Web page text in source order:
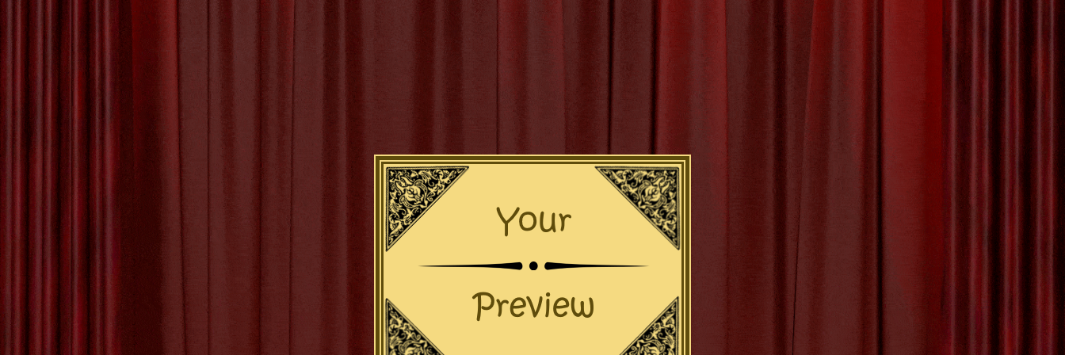
27 DECEMBER 2025 0 COMMENTS
Creatief Verbinden: Workshop Familie voor
Samen Creëren en Versterken van Banden
Workshop Familie: Samen Creëren en Verbinden
De workshop Familie is een unieke gelegenheid om samen met je dierbaren creatief bezig te zijn en tegelijkertijd
de onderlinge band te versterken. Of je nu met je gezin, vrienden of collega’s deelneemt, deze workshop biedt een
waardevolle ervaring voor iedereen.
Wat Houdt de Workshop In?
Tijdens de workshop Familie gaan jullie samen aan de slag met diverse creatieve activiteiten, zoals schilderen,
Prachtig
Kunstwerk aan de
Muur
Creëren van een
Uniek Kunstwerk:
Het Proces van
Kunstwerk Maken
De Betoverende
Schoonheid van
de Kunst Appel
De Kunst van Andy
Warhol: Een Icoon
van de Pop Art
Beweging
De Evolutie van
Creativiteit: Het
Digitale Schilderij
in de Kunstwereld